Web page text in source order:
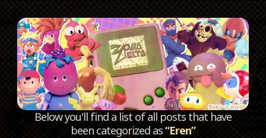
Below you'll find a list of all posts that have
been categorized as“Eren”